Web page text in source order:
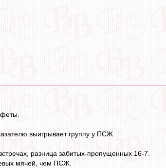
выигрывает группу у ПСЖ.
разница забитых-пропущенных 16-7.
мячей, чем ПСЖ.